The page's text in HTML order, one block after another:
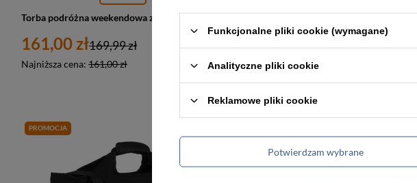
161,00 zł
Najniższa cena: 161,00 zł
169,99 zł 161,00 zł
Najniższa cena:161,00 zł
PROMOCJA
Funkcjonalne pliki cookie (wymagane)
Analityczne pliki cookie
Reklamowe pliki cookie
Potwierdzam wybrane